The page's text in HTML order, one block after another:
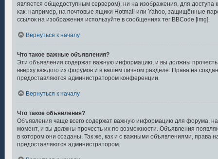
является общедоступным сервером), ни на изображения, для доступа
как, например, на почтовые ящики Hotmail или Yahoo, защищённые
ссылок на изображения используйте в сообщениях тег BBCode [img].
Вернуться к началу
Что такое важные объявления?
Эти объявления содержат важную информацию, и вы должны
вверху каждого из форумов и в вашем личном разделе. Права на
предоставляются администратором конференции.
Вернуться к началу
Что такое объявления?
Объявления чаще всего содержат важную информацию для форума,
момент, и вы должны прочесть их по возможности. Объявления
в котором они созданы. Так же, как и с важными объявлениями, права
предоставляются администратором.